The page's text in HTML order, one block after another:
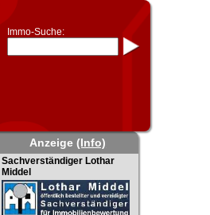
Immo-Suche:
* Suche verfeinern durch
Kombinieren
z.B.:15 Frankfurtfür
Frankfurt/Oder
und
Main
Immobiliensuche
Anzeige(Info)
Sachverständiger Lothar Middel
Sachverständiger Lothar
Middel